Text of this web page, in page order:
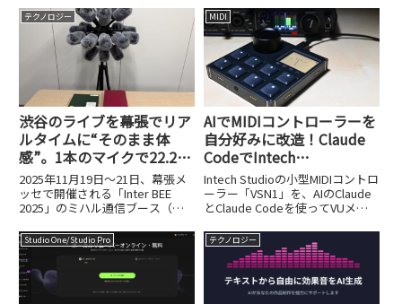
場しました。
月31日までの18,120円セール情
報を紹介します。
テクノロジー
渋谷のライブを幕張でリア
ルタイムに“そのまま体
感”。1本のマイクで22.2ch
を実現するミハル通信の挑
戦【Inter BEE 2025】
2025年11月19日～21日、幕張メ
ッセで開催される「Inter BEE
2025」のミハル通信ブース（ホ
ない音響体験ができます。渋谷の
ライブ会場で演奏される「コアラ
モード.」のライブを、ELL Li...
MIDI
AIでMIDIコントローラーを
自分好みに改造！Claude
CodeでIntech
Studio「VSN1」をVUメー
ター化してみた
Intech Studioの小型MIDIコントロ
ーラー「VSN1」を、AIのClaude
とClaude Codeを使ってVUメー
ゼロから半日で完成させた手順
を、PythonやLuaのコード例とと
もに紹介します。
Studio One/Studio Pro テクノロジー